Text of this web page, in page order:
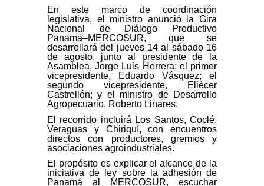
En este marco de coordinación
legislativa, el ministro anunció la Gira
Nacional de Diálogo Productivo
Panamá–MERCOSUR, que se
desarrollará del jueves 14 al sábado 16
de agosto, junto al presidente de la
Asamblea, Jorge Luis Herrera; el primer
vicepresidente, Eduardo Vásquez; el
segundo vicepresidente, Eliécer
Castrellón; y el ministro de Desarrollo
Agropecuario, Roberto Linares.
El recorrido incluirá Los Santos, Coclé,
Veraguas y Chiriquí, con encuentros
directos con productores, gremios y
asociaciones agroindustriales.
El propósito es explicar el alcance de la
iniciativa de ley sobre la adhesión de
Panamá al MERCOSUR, escuchar